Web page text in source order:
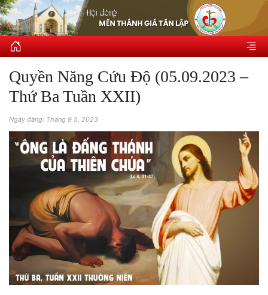
Quyền Năng Cứu Độ (05.09.2023 –
Thứ Ba Tuần XXII)
Ngày đăng: Tháng 9 5, 2023